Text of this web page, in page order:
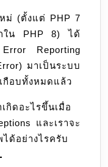
ใน PHP 8) ได้
Reporting
มาเป็นระบบ
เกือบทั้งหมดแล้ว
กิดอะไรขึ้นเมื่อ
และเราจะ
ด้อย่างไรครับ